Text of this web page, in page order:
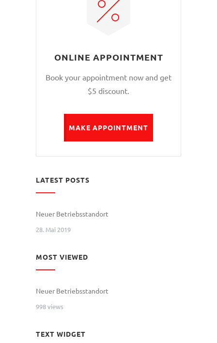
ONLINE APPOINTMENT
Book your appointment now and get
$5 discount.
MAKE APPOINTMENT
LATEST POSTS
Neuer Betriebsstandort
28. Mai 2019
MOST VIEWED
Neuer Betriebsstandort
998 views
TEXT WIDGET